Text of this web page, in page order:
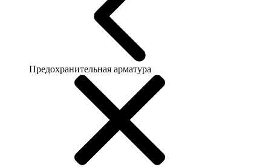
Предохранительная арматура